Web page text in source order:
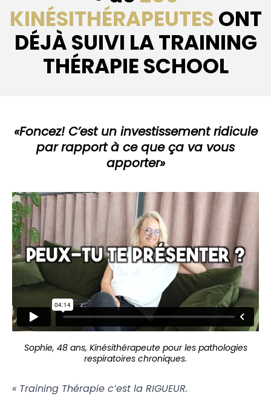
KINÉSITHÉRAPEUTESONT
DÉJÀ SUIVI LA TRAINING
THÉRAPIE SCHOOL
«Foncez! C’est un investissement ridicule
par rapport à ce que ça va vous
apporter»
Sophie, 48 ans, Kinésithérapeute pour les pathologies
respiratoires chroniques.
« Training Thérapie c’est la RIGUEUR.